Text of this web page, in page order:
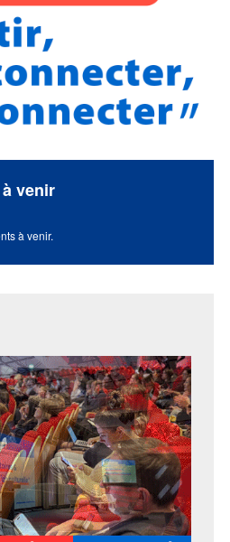
venir
à venir.